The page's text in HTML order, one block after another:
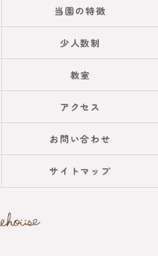
当園の特徴
少人数制
教室
アクセス
お問い合わせ
サイトマップ